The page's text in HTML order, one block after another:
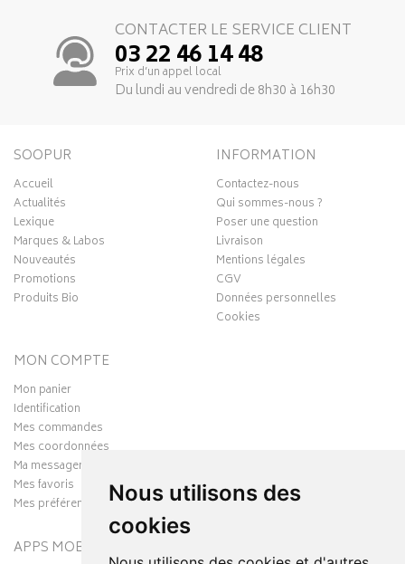
Nous utilisons des
cookies
CONTACTER LE SERVICE CLIENT
03 22 46 14 48
Prix d’un appel local
Du lundi au vendredi de 8h30 à 16h30
SOOPUR
Accueil
Actualités
Lexique
Marques & Labos
Nouveautés
Promotions
Produits Bio
INFORMATION
Contactez-nous
Qui sommes-nous ?
Poser une question
Livraison
Mentions légales
CGV
Données personnelles
Cookies
MON COMPTE
Mon panier
Identification
Mes commandes
Mes coordonnées
Ma messagerie
Mes favoris
Mes préférences Cookies
APPS MOBILES